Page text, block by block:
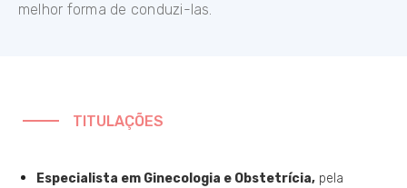
melhor forma de conduzi-las.
TITULAÇÕES
Especialista em Ginecologia e Obstetrícia, pela